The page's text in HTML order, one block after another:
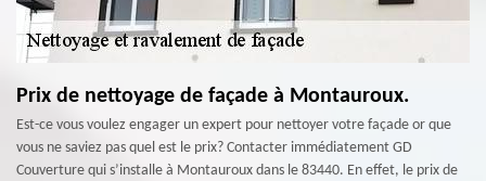
Prix de nettoyage de façade à Montauroux.
Est-ce vous voulez engager un expert pour nettoyer votre façade or que
vous ne saviez pas quel est le prix? Contacter immédiatement GD
Couverture qui s’installe à Montauroux dans le 83440. En effet, le prix de